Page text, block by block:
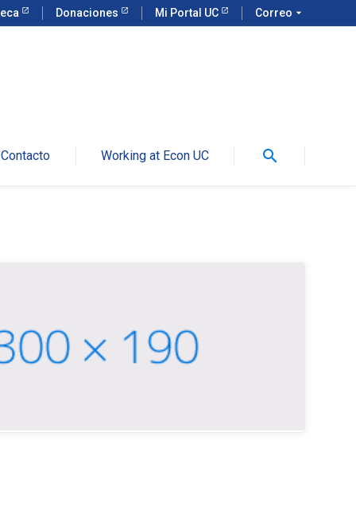
Donaciones Mi Portal UC Correo arrow_drop_down
Contacto Working at Econ UC search